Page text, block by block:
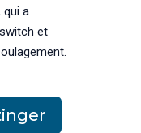
qui a
et